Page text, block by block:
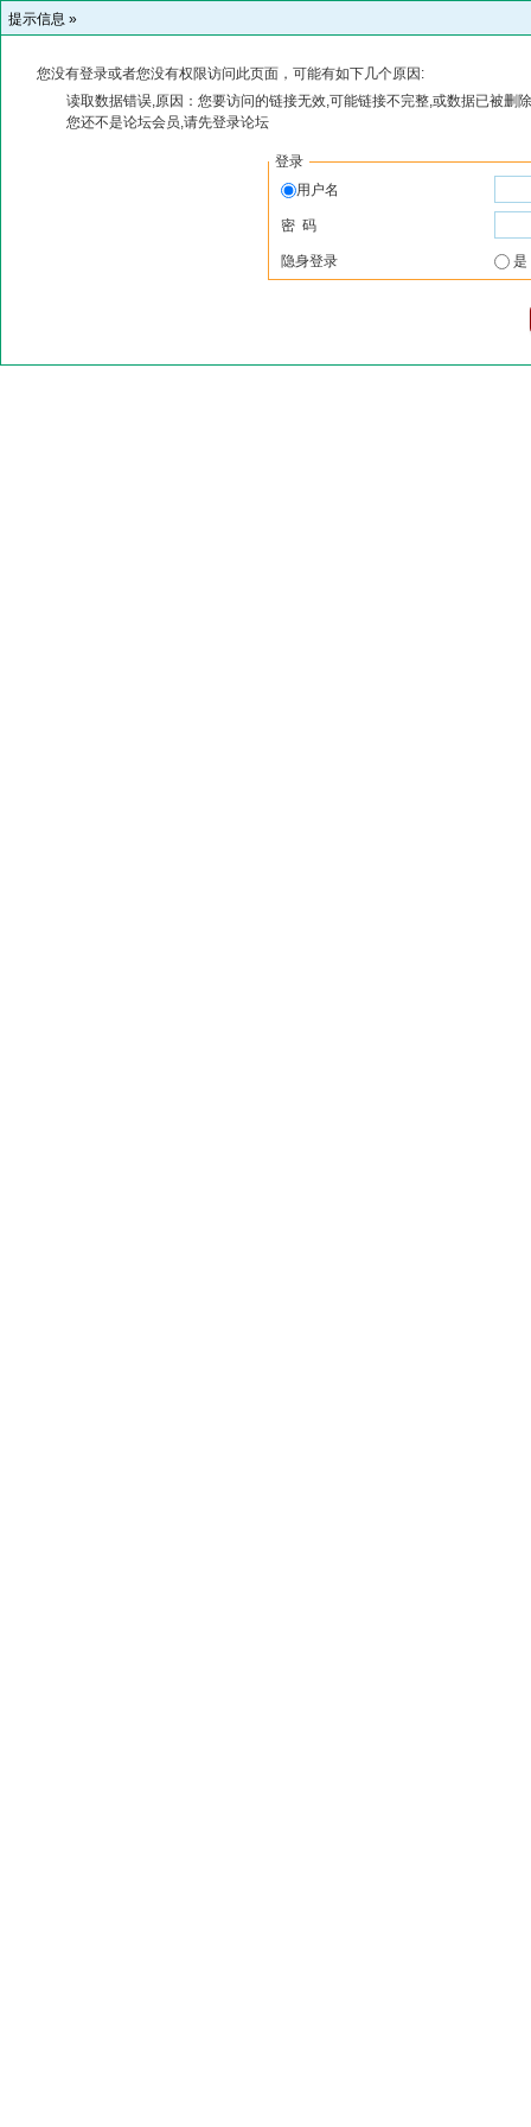
提示信息 »
您没有登录或者您没有权限访问此页面，可能有如下几个原因:
读取数据错误,原因：您要访问的链接无效,可能链接不完整,或数据已被删
您还不是论坛会员,请先登录论坛
登录
用户名
密 码
隐身登录